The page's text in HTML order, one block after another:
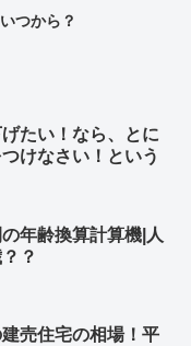
つから？
たい！なら、とに
けなさい！という
年齢換算計算機|人
？
建売住宅の相場！平